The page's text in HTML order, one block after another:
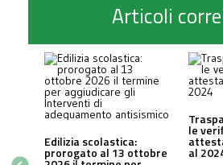
Articoli
Edilizia scolastica:
prorogato al 13 ottobre
le
al